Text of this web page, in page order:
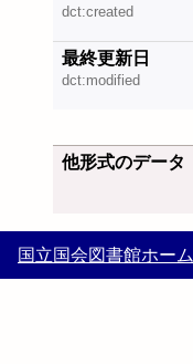
dct:created
最終更新日
dct:modified
他形式のデータ
国立国会図書館ホーム